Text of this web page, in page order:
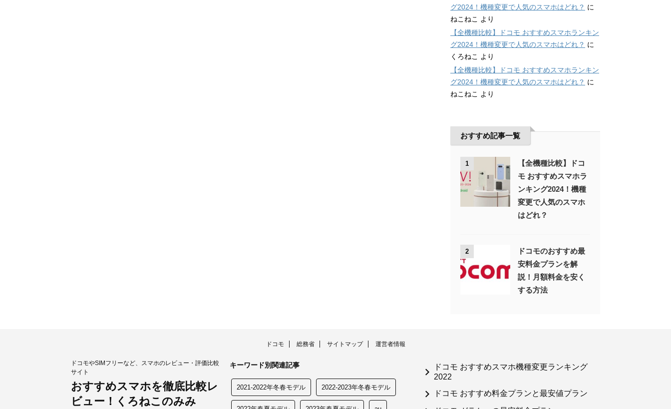
グ2024！機種変更で人気のスマホはどれ？ に
ねこねこ
より
【全機種比較】ドコモ おすすめスマホランキン
グ2024！機種変更で人気のスマホはどれ？ に
くろねこ
より
【全機種比較】ドコモ おすすめスマホランキン
グ2024！機種変更で人気のスマホはどれ？ に
ねこねこ
より
おすすめ記事一覧
1
【全機種比較】ドコ
モ おすすめスマホラ
ンキング2024！機種
変更で人気のスマホ
はどれ？
2
ドコモのおすすめ最
安料金プランを解
説！月額料金を安く
する方法
ドコモ 総務省 サイトマップ 運営者情報
キーワード別関連記事
2021-2022年冬春モデル 2022-2023年冬春モデル
ドコモ おすすめスマホ機種変更ランキング
2022
ドコモ おすすめ料金プランと最安値プラン
ドコモやSIMフリーなど、スマホのレビュー・評価比較
サイト
おすすめスマホを徹底比較レ
ビュー！くろねこのみみ